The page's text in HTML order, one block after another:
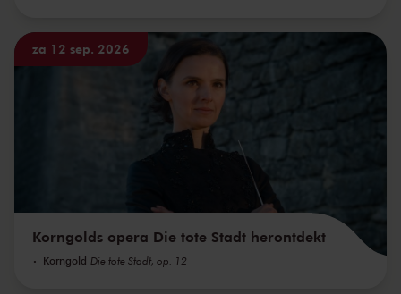
za 12 sep. 2026
Korngolds opera Die tote Stadt herontdekt
Korngold Die tote Stadt, op. 12